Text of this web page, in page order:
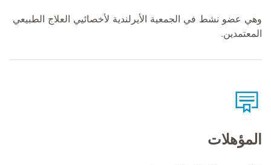
وهي عضو نشط في الجمعية الأيرلندية لأخصائيي العلاج الطبيعي
المعتمدين.
المؤهلات